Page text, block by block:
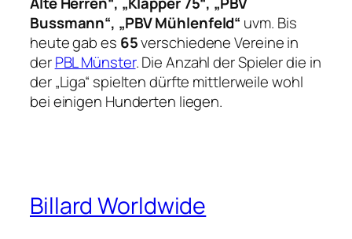
Bussmann“, „PBV Mühlenfeld“ uvm. Bis
heute gab es 65verschiedene Vereine in
derPBL Münster. Die Anzahl der Spieler die in
der „Liga“ spielten dürfte mittlerweile wohl
bei einigen Hunderten liegen.
Billard Worldwide